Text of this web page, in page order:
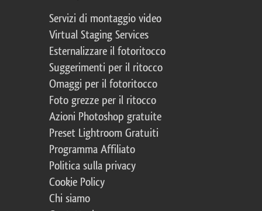
Servizi di montaggio video
Virtual Staging Services
Esternalizzare il fotoritocco
Suggerimenti per il ritocco
Omaggi per il fotoritocco
Foto grezze per il ritocco
Azioni Photoshop gratuite
Preset Lightroom Gratuiti
Programma Affiliato
Politica sulla privacy
Cookie Policy
Chi siamo